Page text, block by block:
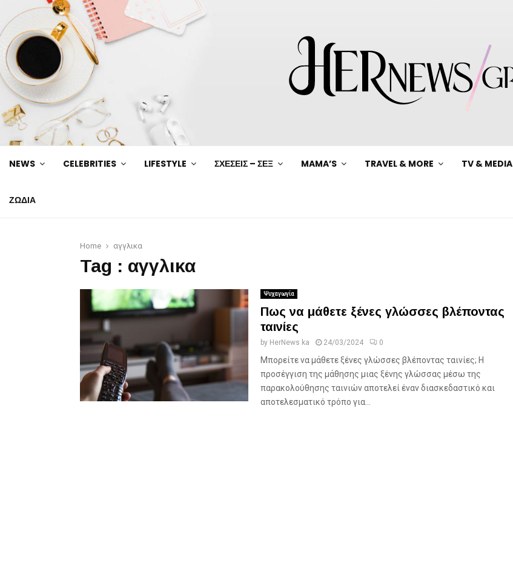
NEWS CELEBRITIES LIFESTYLE ΣΧΕΣΕΙΣ – ΣΕΞ MAMA’S TRAVEL & MORE TV & MEDIA
ΖΩΔΙΑ
Home αγγλικα
Tag : αγγλικα
Ψυχαγωγία
Πως να μάθετε ξένες γλώσσες βλέποντας
ταινίες
by HerNews ka 24/03/2024 0
Μπορείτε να μάθετε ξένες γλώσσες βλέποντας ταινίες; Η
προσέγγιση της μάθησης μιας ξένης γλώσσας μέσω της
παρακολούθησης ταινιών αποτελεί έναν διασκεδαστικό και
αποτελεσματικό τρόπο για...